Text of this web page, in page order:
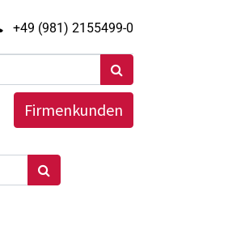
+49 (981) 2155499-0
Firmenkunden